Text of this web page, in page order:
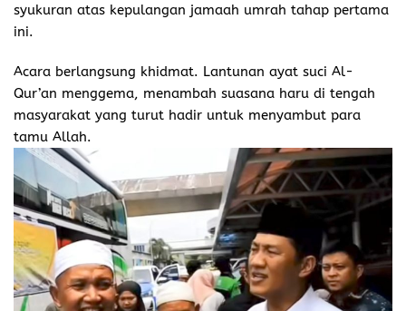
syukuran atas kepulangan jamaah umrah tahap pertama
ini.
Acara berlangsung khidmat. Lantunan ayat suci Al-
Qur’an menggema, menambah suasana haru di tengah
masyarakat yang turut hadir untuk menyambut para
tamu Allah.